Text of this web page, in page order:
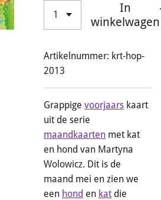
In
winkelwagen
Artikelnummer: krt-hop-
2013
Grappige voorjaars kaart
uit de serie
maandkaarten met kat
en hond van Martyna
Wolowicz. Dit is de
maand mei en zien we
een hond en kat die